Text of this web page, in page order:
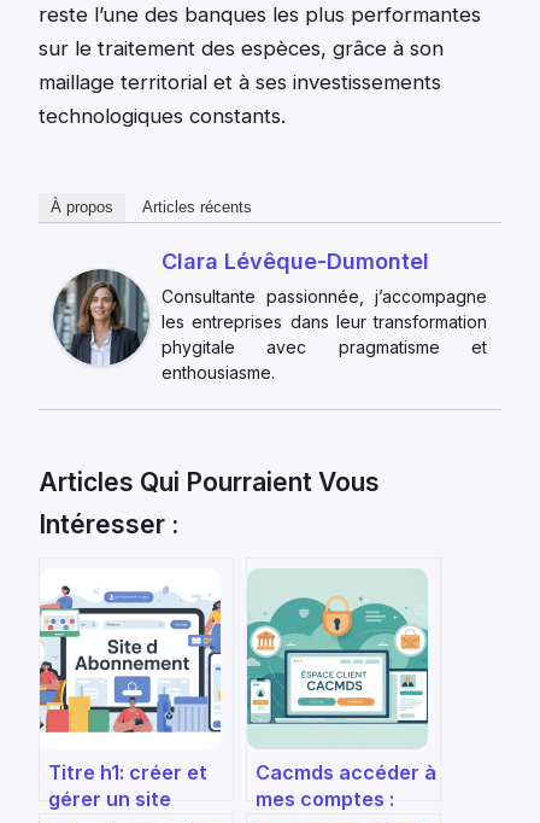
reste l’une des banques les plus performantes
sur le traitement des espèces, grâce à son
maillage territorial et à ses investissements
technologiques constants.
À propos Articles récents
Clara Lévêque-Dumontel
Consultante passionnée, j’accompagne
les entreprises dans leur transformation
phygitale avec pragmatisme et
enthousiasme.
Articles Qui Pourraient Vous
Intéresser :
Titre h1: créer et
gérer un site
Cacmds accéder à
mes comptes :